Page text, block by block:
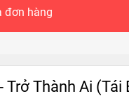
đơn hàng
Trở Thành Ai (Tái